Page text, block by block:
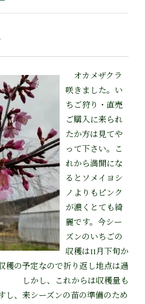
オカメザクラ
咲きました。い
ちご狩り・直売
ご購入に来られ
たか方は見てや
って下さい。こ
れから満開にな
るとソメイヨシ
ノよりもピンク
が濃くとても綺
麗です。今シー
ズンのいちごの
収穫は11月下旬か
穫の予定なので折り返し地点は過
しかし、これからは収穫量も
し、来シーズンの苗の準備のため